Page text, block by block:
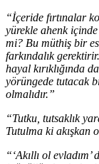
“İçeride fırtınalar
yürekle ahenk
mi? Bu müthiş bir
farkındalık
hayal kırıklığında
yörüngede tutacak
olmalıdır.”
“Tutku, tutsaklık
Tutulma ki akışkan
“‘Akıllı ol